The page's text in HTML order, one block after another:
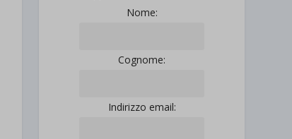
Nome:
Cognome:
Indirizzo email: